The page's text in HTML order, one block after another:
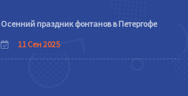
Осенний праздник фонтанов в Петергофе
11 Сен 2025